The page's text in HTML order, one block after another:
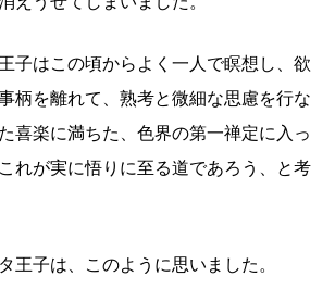
子はこの頃からよく一人で瞑想し、欲
柄を離れて、熟考と微細な思慮を行な
喜楽に満ちた、色界の第一禅定に入っ
れが実に悟りに至る道であろう、と考
王子は、このように思いました。